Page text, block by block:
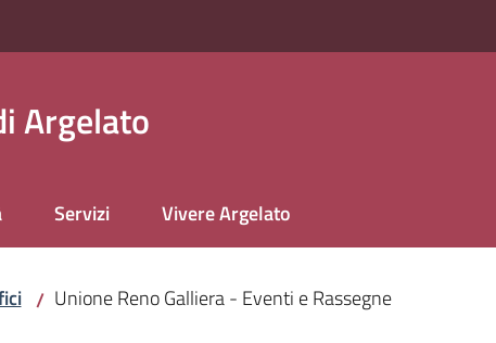
Argelato
Servizi Vivere Argelato
/ Unione Reno Galliera - Eventi e Rassegne